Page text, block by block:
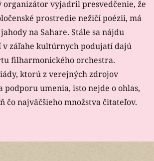
organizátor vyjadril presvedčenie, že
prostredie nežičí poézii, má
na Sahare. Stále sa nájdu
v záľahe kultúrnych podujatí dajú
filharmonického orchestra.
ktorú z verejných zdrojov
podporu umenia, isto nejde o ohlas,
čo najväčšieho množstva čitateľov.